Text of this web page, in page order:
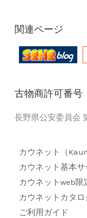
関連ページ
古物商許可番号
長野県公安委員会
カウネット（
カウネット基本サ
カウネットweb限
カウネットカタ
ご利用ガイド